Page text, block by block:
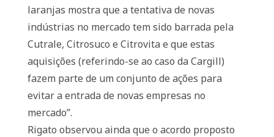
laranjas mostra que a tentativa de novas
indústrias no mercado tem sido barrada pela
Cutrale, Citrosuco e Citrovita e que estas
aquisições (referindo-se ao caso da Cargill)
fazem parte de um conjunto de ações para
evitar a entrada de novas empresas no
mercado”.
Rigato observou ainda que o acordo proposto